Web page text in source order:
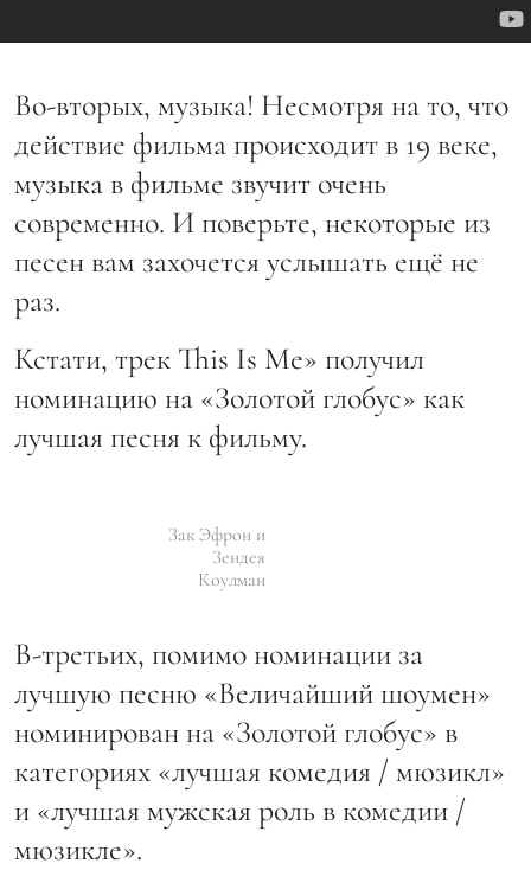
Во-вторых, музыка! Несмотря на то, что
действие фильма происходит в 19 веке,
музыка в фильме звучит очень
современно. И поверьте, некоторые из
песен вам захочется услышать ещё не
раз.
Кстати, трек This Is Me» получил
номинацию на «Золотой глобус» как
лучшая песня к фильму.
Зак Эфрон и
Зендея
Коулман
В-третьих, помимо номинации за
лучшую песню «Величайший шоумен»
номинирован на «Золотой глобус» в
категориях «лучшая комедия / мюзикл»
и «лучшая мужская роль в комедии /
мюзикле».